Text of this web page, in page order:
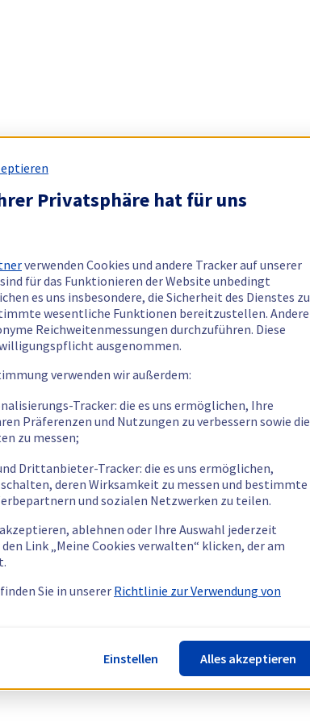
Privatsphäre hat für uns
verwenden Cookies und andere Tracker auf unserer
für das Funktionieren der Website unbedingt
es uns insbesondere, die Sicherheit des Dienstes zu
wesentliche Funktionen bereitzustellen. Andere
Reichweitenmessungen durchzuführen. Diese
ausgenommen.
verwenden wir außerdem:
Tracker: die es uns ermöglichen, Ihre
Präferenzen und Nutzungen zu verbessern sowie die
zu messen;
Drittanbieter-Tracker: die es uns ermöglichen,
deren Wirksamkeit zu messen und bestimmte
und sozialen Netzwerken zu teilen.
ablehnen oder Ihre Auswahl jederzeit
Link „Meine Cookies verwalten“ klicken, der am
Sie in unsererRichtlinie zur Verwendung von
Einstellen Alles akzeptieren